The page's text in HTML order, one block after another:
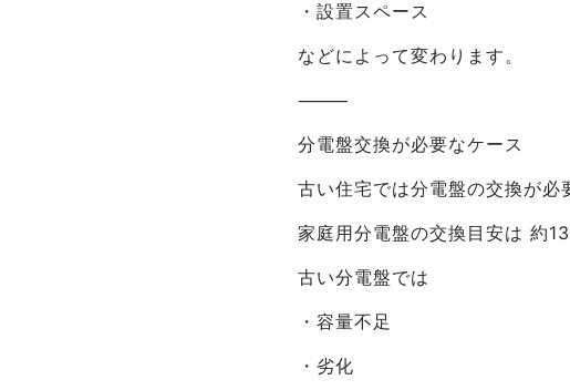
・設置スペース
などによって変わります。
⸻
分電盤交換が必要なケース
古い住宅では分電盤の交換が必
家庭用分電盤の交換目安は 約
古い分電盤では
・容量不足
・劣化